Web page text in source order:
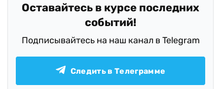
Оставайтесь в курсе последних
событий!
Подписывайтесь на наш канал в Telegram
Следить в Телеграмме